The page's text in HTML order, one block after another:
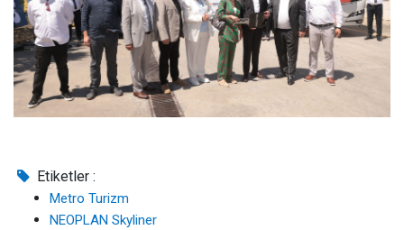
Etiketler :
Metro Turizm
NEOPLAN Skyliner